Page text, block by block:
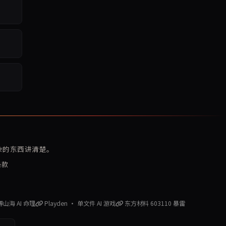
东西讲清楚。
海 AI 命理 Playden · 单文件 AI 游戏 东方材料 603110 暴雷